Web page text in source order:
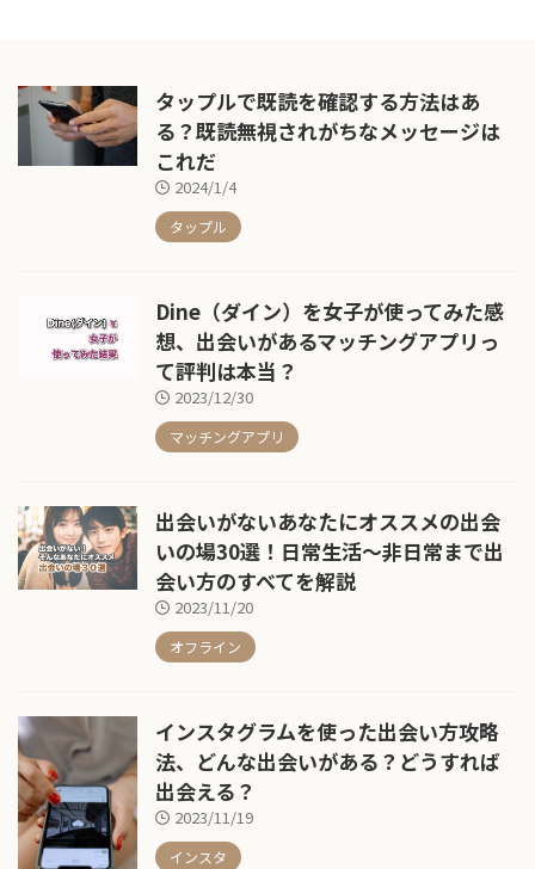
タップルで既読を確認する方法はあ
る？既読無視されがちなメッセージは
これだ
2024/1/4
タップル
Dine（ダイン）を女子が使ってみた感
想、出会いがあるマッチングアプリっ
て評判は本当？
2023/12/30
マッチングアプリ
出会いがないあなたにオススメの出会
いの場30選！日常生活〜非日常まで出
会い方のすべてを解説
2023/11/20
オフライン
インスタグラムを使った出会い方攻略
法、どんな出会いがある？どうすれば
出会える？
2023/11/19
インスタ